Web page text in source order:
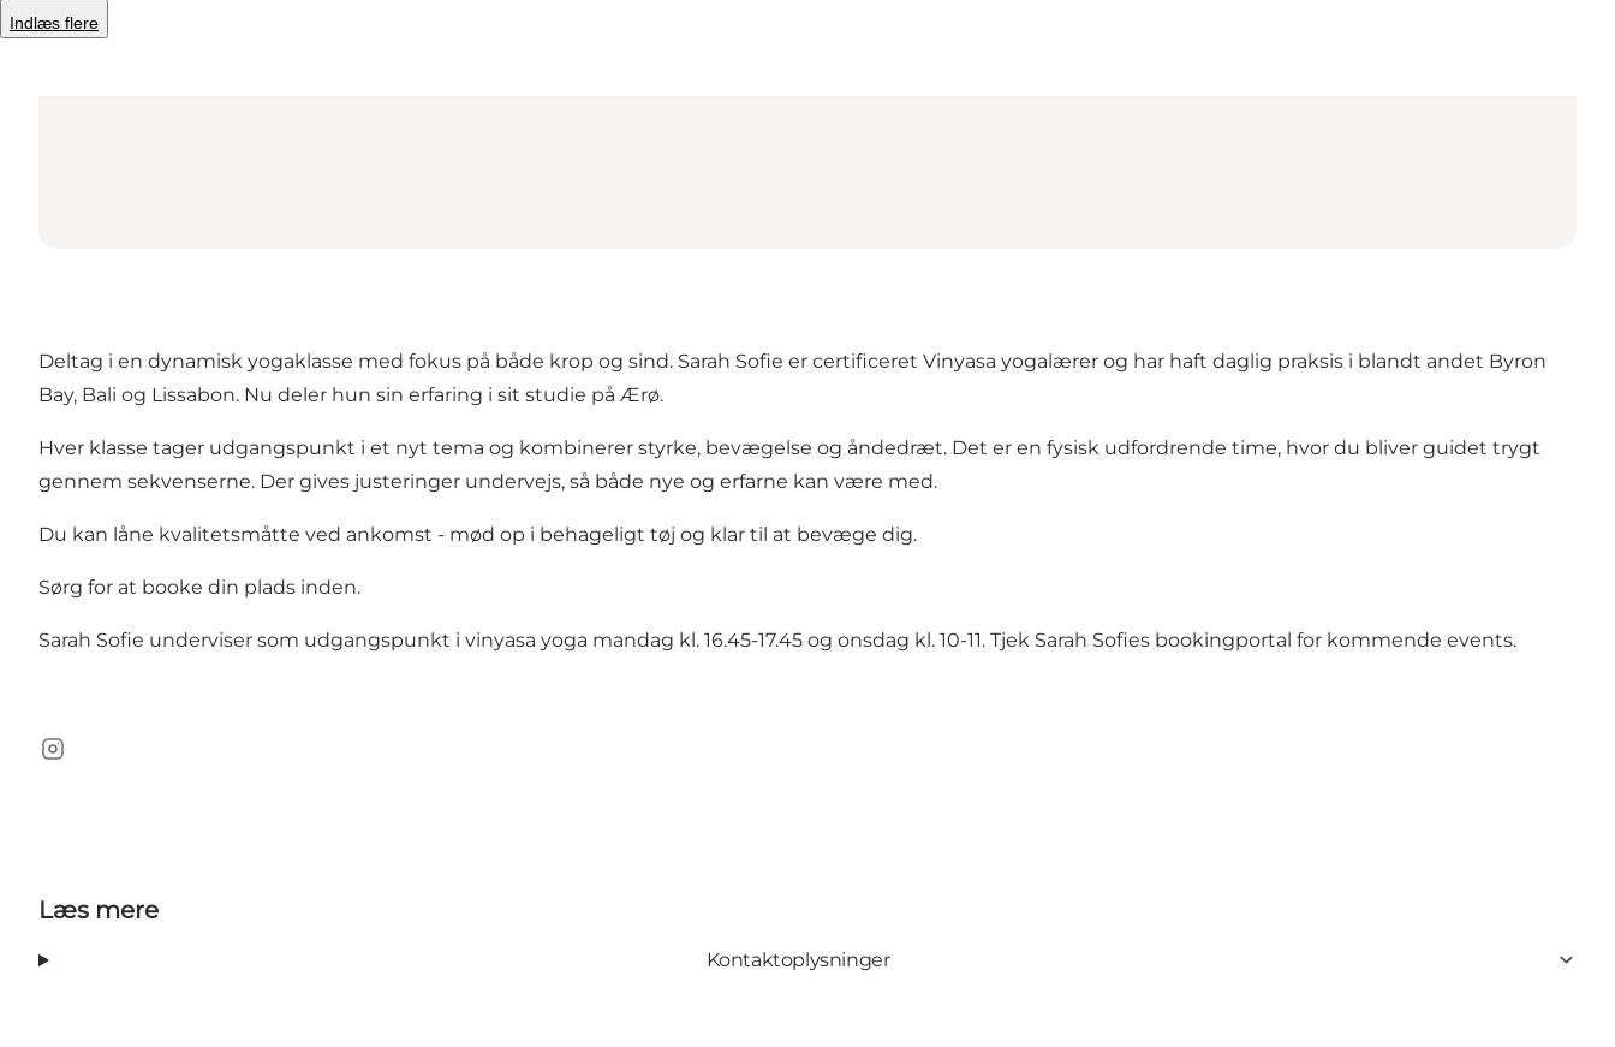
Indlæs flere
Deltag i en dynamisk yogaklasse med fokus på både krop og sind. Sarah Sofie er certificeret Vinyasa yogalærer og har haft daglig praksis i blandt andet Byron
Bay, Bali og Lissabon. Nu deler hun sin erfaring i sit studie på Ærø.
Hver klasse tager udgangspunkt i et nyt tema og kombinerer styrke, bevægelse og åndedræt. Det er en fysisk udfordrende time, hvor du bliver guidet trygt
gennem sekvenserne. Der gives justeringer undervejs, så både nye og erfarne kan være med.
Du kan låne kvalitetsmåtte ved ankomst - mød op i behageligt tøj og klar til at bevæge dig.
Sørg for at booke din plads inden.
Sarah Sofie underviser som udgangspunkt i vinyasa yoga mandag kl. 16.45-17.45 og onsdag kl. 10-11. Tjek Sarah Sofies bookingportal for kommende events.
Instagram
Læs mere
Kontaktoplysninger